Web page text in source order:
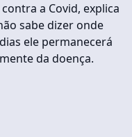
a Covid, explica
sabe dizer onde
ele permanecerá
da doença.